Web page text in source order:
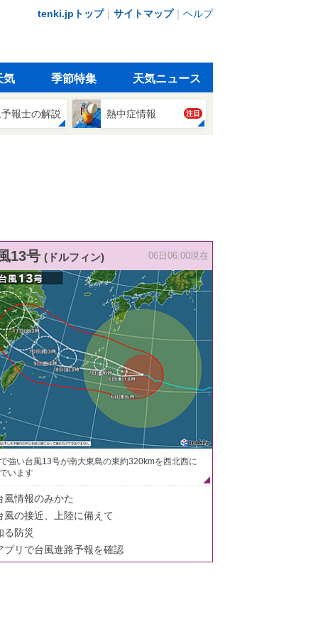
tenki.jpトップ｜ サイトマップ｜ ヘルプ
気 季節特集 天気ニュース
報士の解説 熱中症情報 注目
13号 (ドルフィン) 06日06:00現在
強い台風13号が南大東島の東約320kmを西北西に
います
風情報のみかた
風の接近、上陸に備えて
る防災
プリで台風進路予報を確認